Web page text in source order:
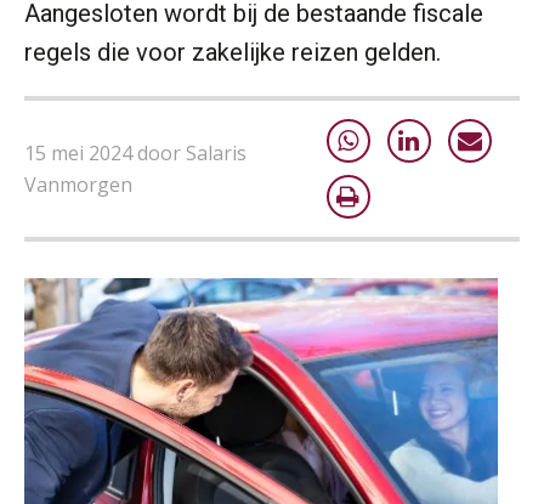
Aangesloten wordt bij de bestaande fiscale
regels die voor zakelijke reizen gelden.
15 mei 2024 door Salaris
Vanmorgen